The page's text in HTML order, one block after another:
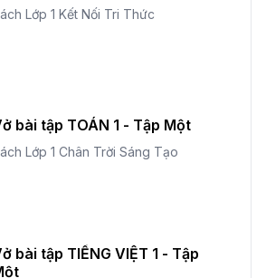
Lớp 1 Kết Nối Tri Thức
bài tập TOÁN 1 - Tập Một
Lớp 1 Chân Trời Sáng Tạo
bài tập TIẾNG VIỆT 1 - Tập